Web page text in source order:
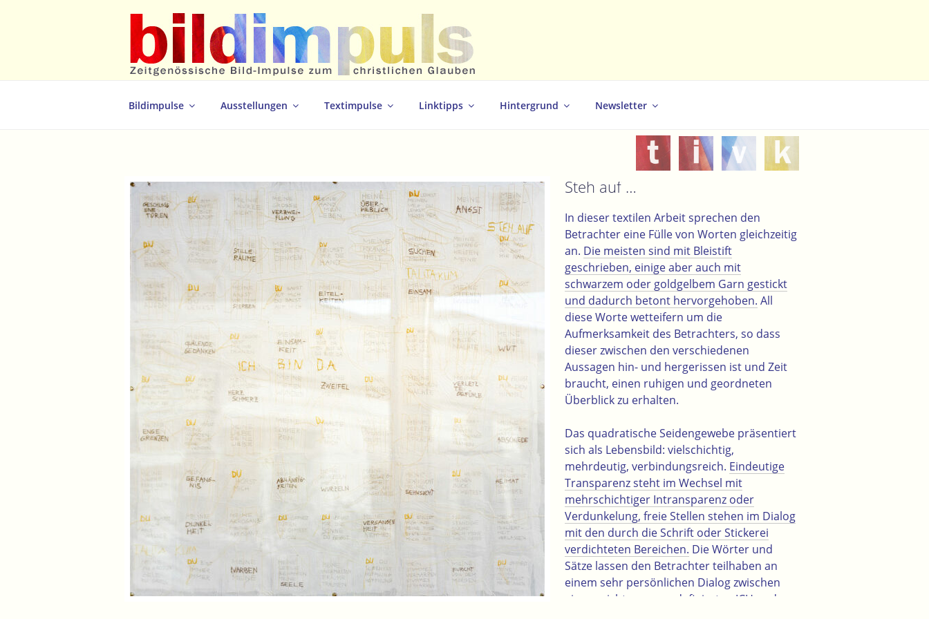
Bildimpulse Ausstellungen Textimpulse Linktipps Hintergrund Newsletter
Steh auf …
In dieser textilen Arbeit sprechen den
Betrachter eine Fülle von Worten gleichzeitig
an. Die meisten sind mit Bleistift
geschrieben, einige aber auch mit
schwarzem oder goldgelbem Garn gestickt
und dadurch betont hervorgehoben. All
diese Worte wetteifern um die
Aufmerksamkeit des Betrachters, so dass
dieser zwischen den verschiedenen
Aussagen hin- und hergerissen ist und Zeit
braucht, einen ruhigen und geordneten
Überblick zu erhalten.
Das quadratische Seidengewebe präsentiert
sich als Lebensbild: vielschichtig,
mehrdeutig, verbindungsreich. Eindeutige
Transparenz steht im Wechsel mit
mehrschichtiger Intransparenz oder
Verdunkelung, freie Stellen stehen im Dialog
mit den durch die Schrift oder Stickerei
verdichteten Bereichen. Die Wörter und
Sätze lassen den Betrachter teilhaben an
einem sehr persönlichen Dialog zwischen
einem nicht genauer definierten ICH und